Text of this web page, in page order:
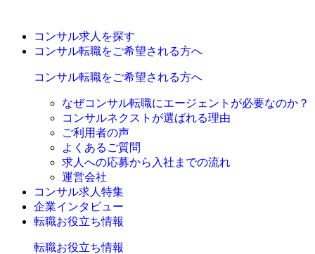
コンサル求人を探す
コンサル転職をご希望される方へ
コンサル転職をご希望される方へ
なぜコンサル転職にエージェントが必要なのか？
コンサルネクストが選ばれる理由
ご利用者の声
よくあるご質問
求人への応募から入社までの流れ
運営会社
コンサル求人特集
企業インタビュー
転職お役立ち情報
転職お役立ち情報